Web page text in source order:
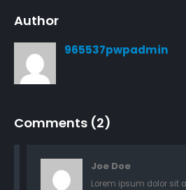
Author
965537pwpadmin
Comments (2)
Joe Doe
Lorem ipsum dolor sit